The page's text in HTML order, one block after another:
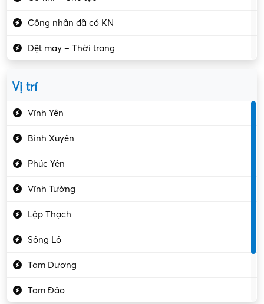
Công nhân đã có KN
Dệt may – Thời trang
Kiểm soát chất lượng
Vị trí
Vĩnh Yên
Bình Xuyên
Phúc Yên
Vĩnh Tường
Lập Thạch
Sông Lô
Tam Dương
Tam Đảo